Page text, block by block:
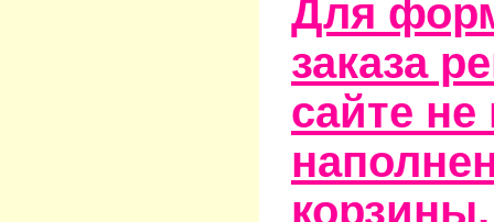
Для
заказа
сайте